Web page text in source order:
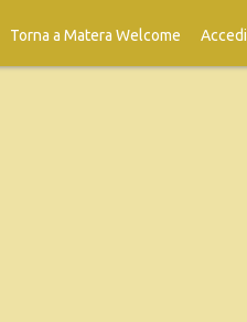
Torna a Matera Welcome Accedi